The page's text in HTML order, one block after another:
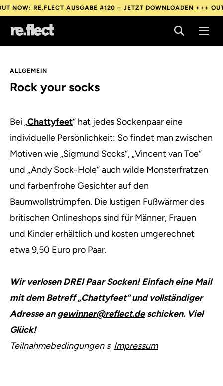
RE.FLECT AUSGABE #120 – JETZT DOWNLOADEN +++OUT
RE.FLECT AUSGABE #120 – JETZT DOWNLOADEN +++
ALLGEMEIN
Rock your socks
Bei „Chattyfeet“ hat jedes Sockenpaar eine
individuelle Persönlichkeit: So findet man zwischen
Motiven wie „Sigmund Socks“, „Vincent van Toe“
und „Andy Sock-Hole“ auch wilde Monsterfratzen
und farbenfrohe Gesichter auf den
Baumwollstrümpfen. Die lustigen Fußwärmer des
britischen Onlineshops sind für Männer, Frauen
und Kinder erhältlich und kosten umgerechnet
etwa 9,50 Euro pro Paar.
Wir verlosen DREI Paar Socken! Einfach eine Mail
mit dem Betreff „Chattyfeet“ und vollständiger
Adresse angewinner@reflect.deschicken. Viel
Glück!
Teilnahmebedingungen s. Impressum